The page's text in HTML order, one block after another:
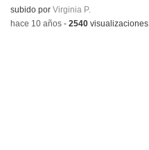
subido por Virginia P.
-hace 10 años- 2540visualizaciones